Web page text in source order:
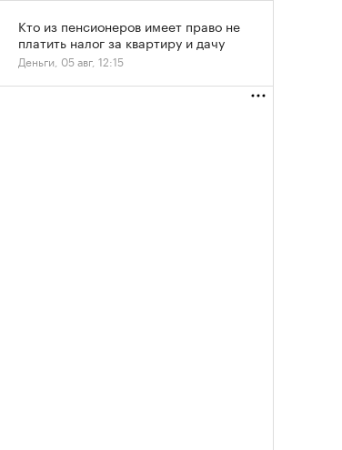
Кто из пенсионеров имеет право не
платить налог за квартиру и дачу
Деньги, 05 авг, 12:15